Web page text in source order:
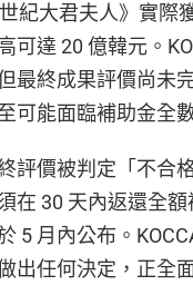
紀大君夫人》實際
可達 20 億韓元。
最終成果評價尚未
可能面臨補助金全
評價被判定「不合
在 30 天內返還全
5 月內公布。
出任何決定，正全